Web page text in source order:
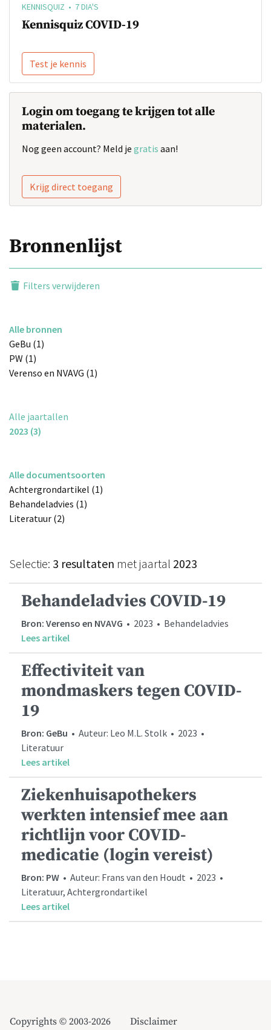
KENNISQUIZ • 7 DIA'S
Kennisquiz COVID-19
Test je kennis
Login om toegang te krijgen tot alle
materialen.
Nog geen account? Meld je gratis aan!
Krijg direct toegang
Bronnenlijst
Filters verwijderen
Alle bronnen
GeBu (1)
PW (1)
Verenso en NVAVG (1)
Alle jaartallen
2023 (3)
Alle documentsoorten
Achtergrondartikel (1)
Behandeladvies (1)
Literatuur (2)
Selectie: 3 resultaten met jaartal 2023
Behandeladvies COVID-19
Bron: Verenso en NVAVG • 2023 • Behandeladvies
Lees artikel
Effectiviteit van
mondmaskers tegen COVID-
19
Bron: GeBu • Auteur: Leo M.L. Stolk • 2023 •
Literatuur
Lees artikel
Ziekenhuisapothekers
werkten intensief mee aan
richtlijn voor COVID-
medicatie (login vereist)
Bron: PW • Auteur: Frans van den Houdt • 2023 •
Literatuur, Achtergrondartikel
Lees artikel
Copyrights © 2003-2026 Disclaimer